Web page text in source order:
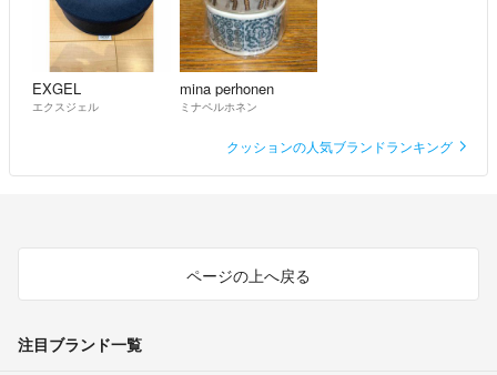
EXGEL
エクスジェル
mina perhonen
ミナペルホネン
クッションの人気ブランドランキング
ページの上へ戻る
注目ブランド一覧